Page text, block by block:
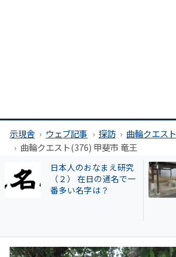
示現舎 ウェブ記事 探訪
曲輪クエスト
曲輪クエスト(376) 甲斐市 竜王
曲輪クエスト(129)藤井
寺市林５，６丁目